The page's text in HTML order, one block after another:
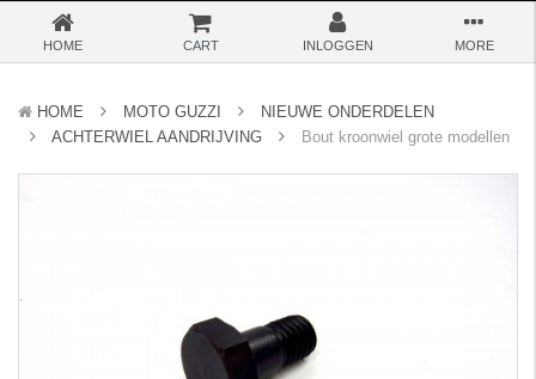
HOME CART INLOGGEN MORE
HOME MOTO GUZZI
NIEUWE ONDERDELEN
ACHTERWIEL AANDRIJVING
Bout kroonwiel grote modellen